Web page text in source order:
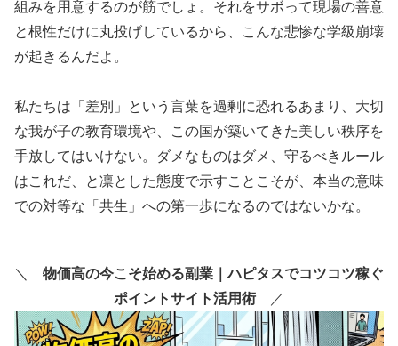
組みを用意するのが筋でしょ。それをサボって現場の善意
と根性だけに丸投げしているから、こんな悲惨な学級崩壊
が起きるんだよ。
私たちは「差別」という言葉を過剰に恐れるあまり、大切
な我が子の教育環境や、この国が築いてきた美しい秩序を
手放してはいけない。ダメなものはダメ、守るべきルール
はこれだ、と凛とした態度で示すことこそが、本当の意味
での対等な「共生」への第一歩になるのではないかな。
＼ 物価高の今こそ始める副業｜ハピタスでコツコツ稼ぐ
ポイントサイト活用術 ／